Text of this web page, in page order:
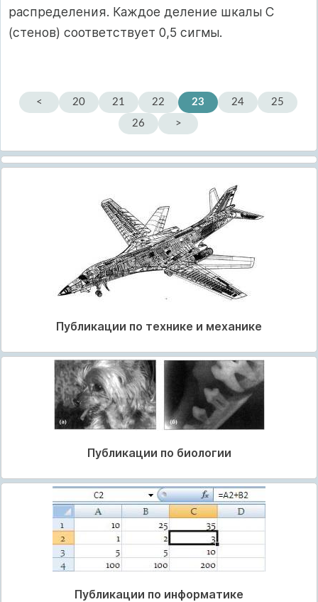
распределения. Каждое деление шкалы С
(стенов) соответствует 0,5 сигмы.
< 20 21 22 23 24
25
26
>
Публикации по технике и механике
Публикации по биологии
Публикации по информатике